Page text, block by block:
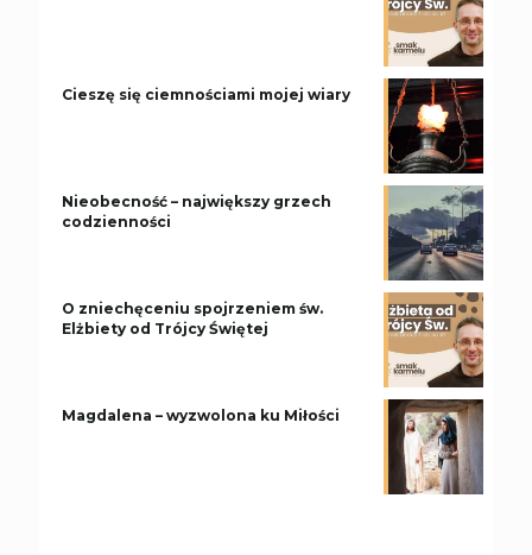
Cieszę się ciemnościami mojej wiary
Nieobecność – największy grzech
codzienności
O zniechęceniu spojrzeniem św.
Elżbiety od Trójcy Świętej
Magdalena – wyzwolona ku Miłości